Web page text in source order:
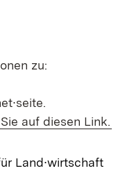
zu:
auf diesen Link.
Land∙wirtschaft